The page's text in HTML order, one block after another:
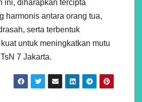
ini, diharapkan tercipta
harmonis antara orang tua,
serta terbentuk
untuk meningkatkan mutu
7 Jakarta.